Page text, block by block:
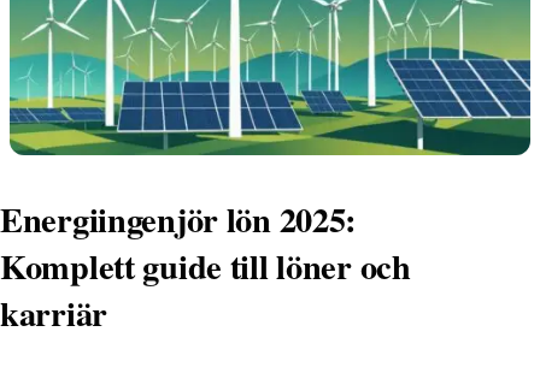
Energiingenjör lön 2025:
Komplett guide till löner och
karriär